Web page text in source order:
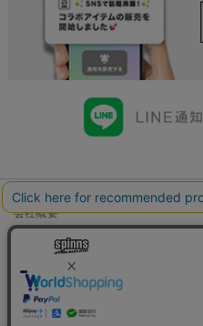
会社概要
店舗一覧
特定商取引法に基づく表示
お問い合わせ